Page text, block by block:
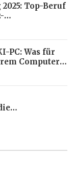
Top-Beruf
PC: Was für
Computer